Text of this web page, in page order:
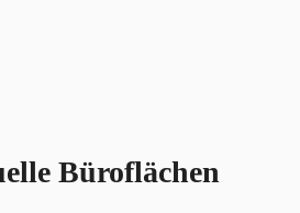
Büroflächen